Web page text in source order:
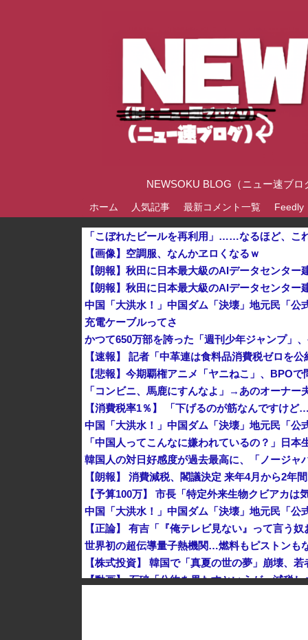
NEWSOKU BLOG（ニュー速ブ
ホーム 人気記事 最新コメント一覧 Feedly
「こぼれたビールを再利用」……なるほど、こ
【画像】空調服、なんかヱロくなるｗ
充電ケーブルってさ
かつて650万部を誇った「週刊少年ジャンプ」
【悲報】今期覇権アニメ「ヤニねこ」、BPO
「コンビニ、馬鹿にすんなよ」→あのオーナー
「中国人ってこんなに嫌われているの？」日本
【朗報】 消費減税、閣議決定 来年4月から2年
世界初の超伝導量子熱機関…燃料もピストンも